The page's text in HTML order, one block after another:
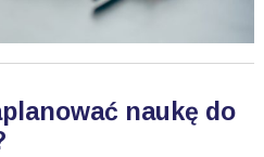
naukę do